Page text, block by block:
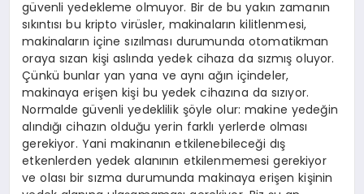
güvenli yedekleme olmuyor. Bir de bu yakın zamanın
sıkıntısı bu kripto virüsler, makinaların kilitlenmesi,
makinaların içine sızılması durumunda otomatikman
oraya sızan kişi aslında yedek cihaza da sızmış oluyor.
Çünkü bunlar yan yana ve aynı ağın içindeler,
makinaya erişen kişi bu yedek cihazına da sızıyor.
Normalde güvenli yedeklilik şöyle olur: makine yedeğin
alındığı cihazın olduğu yerin farklı yerlerde olması
gerekiyor. Yani makinanın etkilenebileceği dış
etkenlerden yedek alanının etkilenmemesi gerekiyor
ve olası bir sızma durumunda makinaya erişen kişinin